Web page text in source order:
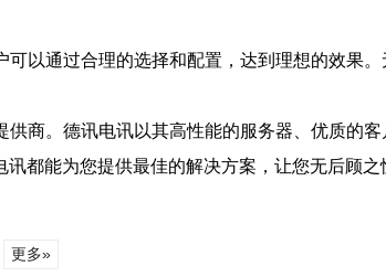
以通过合理的选择和配置，达到理想的效果
商。德讯电讯以其高性能的服务器、优质的
都能为您提供最佳的解决方案，让您无后顾之
更多»